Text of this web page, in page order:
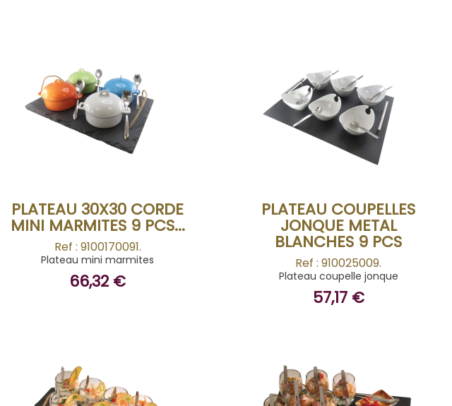
BUY
PLATEAU 30X30 CORDE
MINI MARMITES 9 PCS...
Ref : 9100170091.
Plateau mini marmites
66,32 €
BUY
PLATEAU COUPELLES
JONQUE METAL
BLANCHES 9 PCS
Ref : 910025009.
Plateau coupelle jonque
57,17 €